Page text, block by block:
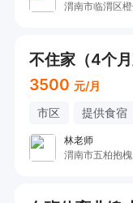
不住家（4个月
3500 元/月
市区 提供食宿
林老师
渭南市五柏抱